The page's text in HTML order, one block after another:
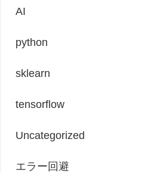
AI
python
sklearn
tensorflow
Uncategorized
エラー回避